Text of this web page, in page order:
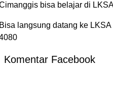
bisa belajar di
Bisa langsung datang ke
Komentar Facebook